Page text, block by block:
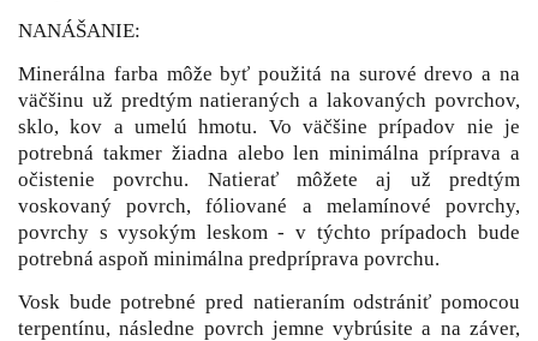
NANÁŠANIE:
Minerálna farba môže byť použitá na surové drevo a na
väčšinu už predtým natieraných a lakovaných povrchov,
sklo, kov a umelú hmotu. Vo väčšine prípadov nie je
potrebná takmer žiadna alebo len minimálna príprava a
očistenie povrchu. Natierať môžete aj už predtým
voskovaný povrch, fóliované a melamínové povrchy,
povrchy s vysokým leskom - v týchto prípadoch bude
potrebná aspoň minimálna predpríprava povrchu.
Vosk bude potrebné pred natieraním odstrániť pomocou
terpentínu, následne povrch jemne vybrúsite a na záver,